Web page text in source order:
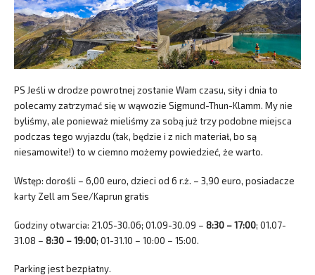
PS Jeśli w drodze powrotnej zostanie Wam czasu, siły i dnia to
polecamy zatrzymać się w wąwozie Sigmund-Thun-Klamm. My nie
byliśmy, ale ponieważ mieliśmy za sobą już trzy podobne miejsca
podczas tego wyjazdu (tak, będzie i z nich materiał, bo są
niesamowite!) to w ciemno możemy powiedzieć, że warto.
Wstęp: dorośli – 6,00 euro, dzieci od 6 r.ż. – 3,90 euro, posiadacze
karty Zell am See/Kaprun gratis
Godziny otwarcia: 21.05-30.06; 01.09-30.09 – 8:30 – 17:00; 01.07-
31.08 – 8:30 – 19:00; 01-31.10 – 10:00 – 15:00.
Parking jest bezpłatny.